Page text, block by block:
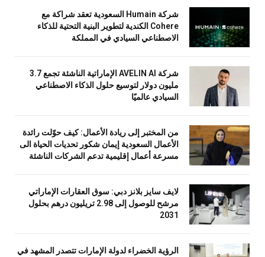
شركة Humain السعودية تعقد شراكة مع
Cohere الكندية لتطوير البنية التحتية للذكاء
الاصطناعي السيادي في المملكة
شركة AVELIN AI الإماراتية الناشئة تجمع 3.7
مليون دولار لتوسيع حلول الذكاء الاصطناعي
السيادي عالميًا
من المختبر إلى ريادة الأعمال: كيف حوّلت رائدة
الأعمال السعودية إيمان شكور تحديات الحياة الى
مسرعة أعمال إقليمية تدعم الشركات الناشئة
لايف سايز بلانز دبي: سوق العقارات الإماراتي
مرشح للوصول إلى 2.98 تريليون درهم بحلول
2031
الرؤية الخضراء لدولة الإمارات تتصدر المشهد في